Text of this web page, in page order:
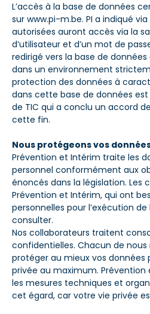
L’accès à la base de données
sur www.pi-m.be. PI a indiqué
autorisées auront accès via la
d’utilisateur et d’un mot de
redirigé vers la base de
dans un environnement
protection des données à
dans cette base de données
de TIC qui a conclu un accord
cette fin.
Nous protégeons vos
Prévention et Intérim traite les
personnel conformément aux
énoncés dans la législation. Les
Prévention et Intérim, qui ont
personnelles pour l’exécution
consulter.
Nos collaborateurs traitent
confidentielles. Chacun de
protéger au mieux vos données
privée au maximum.
les mesures techniques et
cet égard, car votre vie privée